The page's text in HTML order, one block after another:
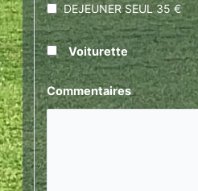
DEJEUNER SEUL 35 €
Voiturette
Commentaires